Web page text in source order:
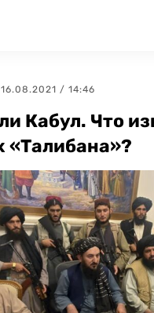
| 16.08.2021 / 14:46
Кабул. Что
«Талибана»?